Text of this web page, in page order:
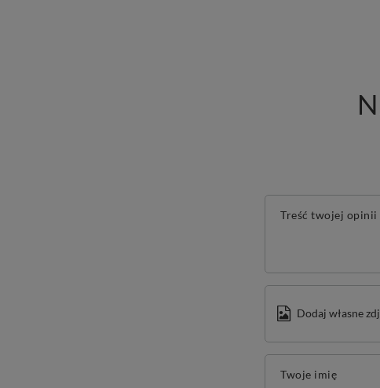
Treść twojej opinii
Dodaj własne
Twoje imię